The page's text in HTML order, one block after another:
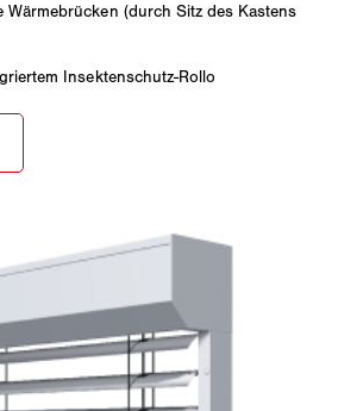
Wärmebrücken (durch Sitz des Kastens
Insektenschutz-Rollo